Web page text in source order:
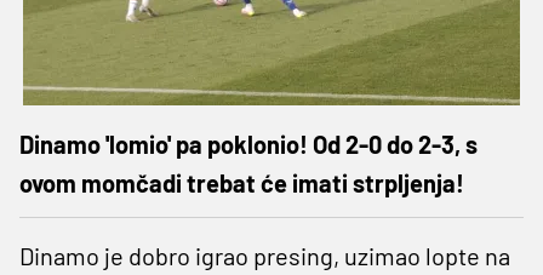
Dinamo 'lomio' pa poklonio! Od 2-0 do 2-3, s
ovom momčadi trebat će imati strpljenja!
Dinamo je dobro igrao presing, uzimao lopte na